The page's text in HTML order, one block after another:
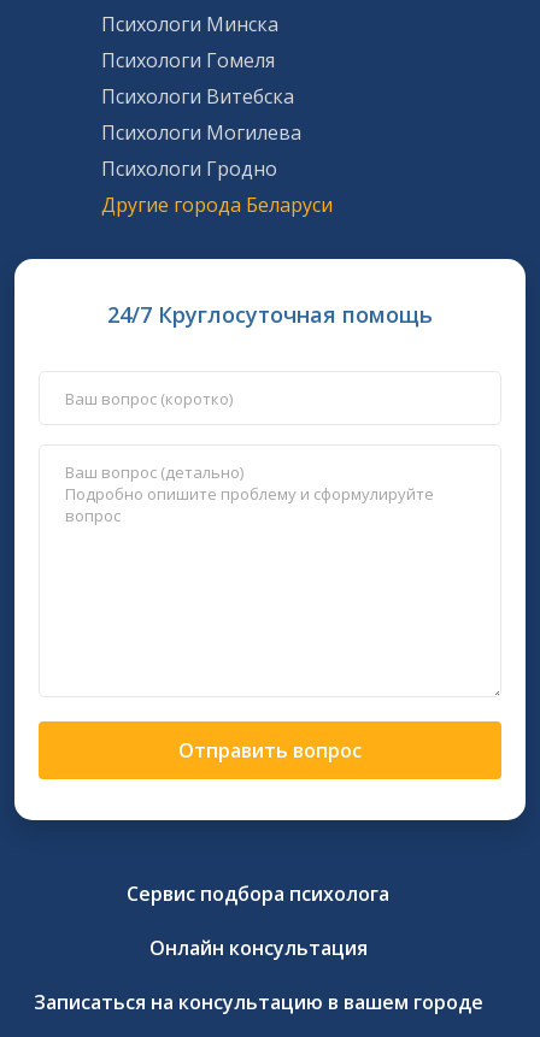
Психологи Минска
Психологи Гомеля
Психологи Витебска
Психологи Могилева
Психологи Гродно
Другие города Беларуси
24/7 Круглосуточная помощь
Отправить вопрос
Сервис подбора психолога
Онлайн консультация
Записаться на консультацию в вашем городе